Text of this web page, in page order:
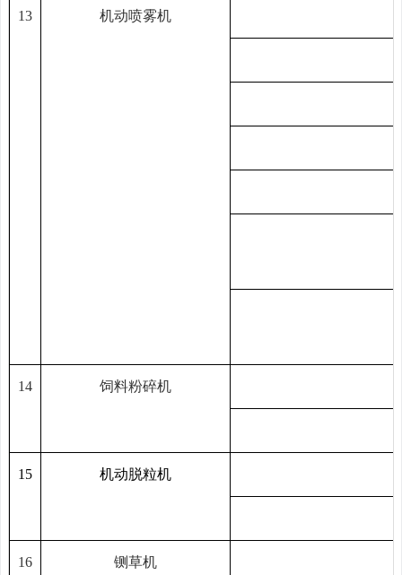
13 机动喷雾机
14 饲料粉碎机
1 5 机动脱粒机
16 铡草机